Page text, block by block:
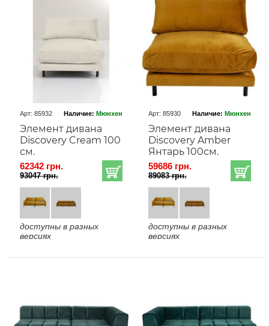
Арт: 85932 Наличие: Мюнхен
Элемент дивана
Discovery Cream 100
см.
62342 грн.
93047 грн.
доступны в разных
версиях
Арт: 85930 Наличие: Мюнхен
Элемент дивана
Discovery Amber
Янтарь 100см.
59686 грн.
89083 грн.
доступны в разных
версиях